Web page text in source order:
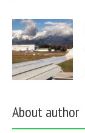
About author